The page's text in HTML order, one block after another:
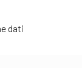
dati